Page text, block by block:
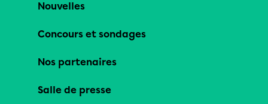
Nouvelles
Concours et sondages
Nos partenaires
Salle de presse